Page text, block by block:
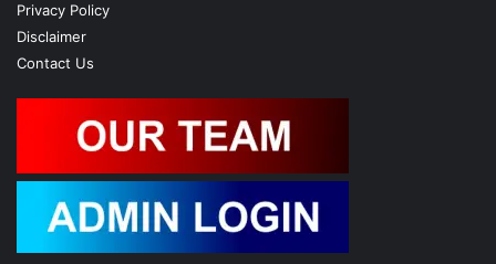
Privacy Policy
Disclaimer
Contact Us